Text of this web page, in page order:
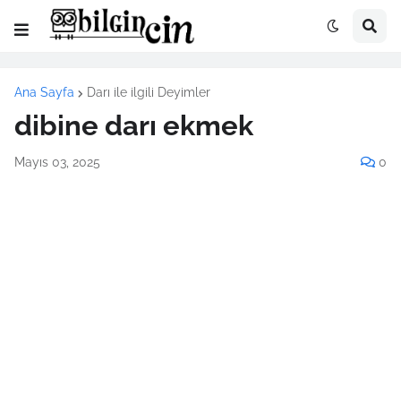
Ana Sayfa Darı ile ilgili Deyimler
dibine darı ekmek
Mayıs 03, 2025 0